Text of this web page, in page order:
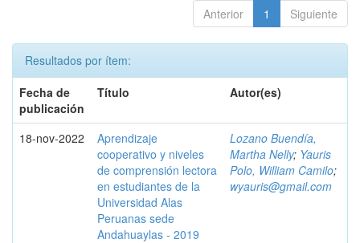
Anterior 1 Siguiente
Resultados por ítem:
Fecha de
publicación
Título Autor(es)
18-nov-2022
Aprendizaje
cooperativo y niveles
de comprensión lectora
en estudiantes de la
Universidad Alas
Peruanas sede
Andahuaylas - 2019
Lozano Buendía,
Martha Nelly; Yauris
Polo, William Camilo;
wyauris@gmail.com